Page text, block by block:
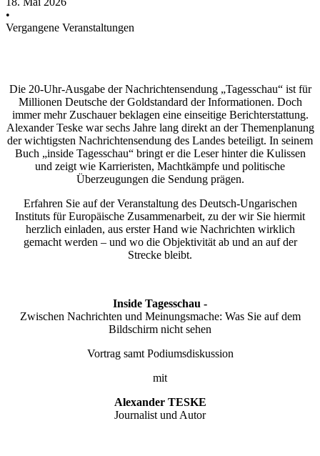
•
Vergangene Veranstaltungen
Die 20-Uhr-Ausgabe der Nachrichtensendung „Tagesschau“ ist für
Millionen Deutsche der Goldstandard der Informationen. Doch
immer mehr Zuschauer beklagen eine einseitige Berichterstattung.
Alexander Teske war sechs Jahre lang direkt an der Themenplanung
der wichtigsten Nachrichtensendung des Landes beteiligt. In seinem
Buch „inside Tagesschau“ bringt er die Leser hinter die Kulissen
und zeigt wie Karrieristen, Machtkämpfe und politische
Überzeugungen die Sendung prägen.
Erfahren Sie auf der Veranstaltung des Deutsch-Ungarischen
Instituts für Europäische Zusammenarbeit, zu der wir Sie hiermit
herzlich einladen, aus erster Hand wie Nachrichten wirklich
gemacht werden – und wo die Objektivität ab und an auf der
Strecke bleibt.
Inside Tagesschau -
Zwischen Nachrichten und Meinungsmache: Was Sie auf dem
Bildschirm nicht sehen
Vortrag samt Podiumsdiskussion
mit
Alexander TESKE
Journalist und Autor